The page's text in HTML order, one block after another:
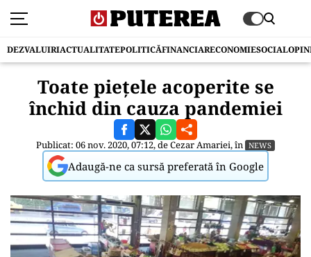
DEZVALUIRIACTUALITATEPOLITICĂFINANCIARECONOMIESOCIAL
Toate piețele acoperite se
închid din cauza pandemiei
Publicat: 06 nov. 2020, 07:12, deCezar Amariei, în NEWS
Adaugă-ne ca sursă preferată în Google